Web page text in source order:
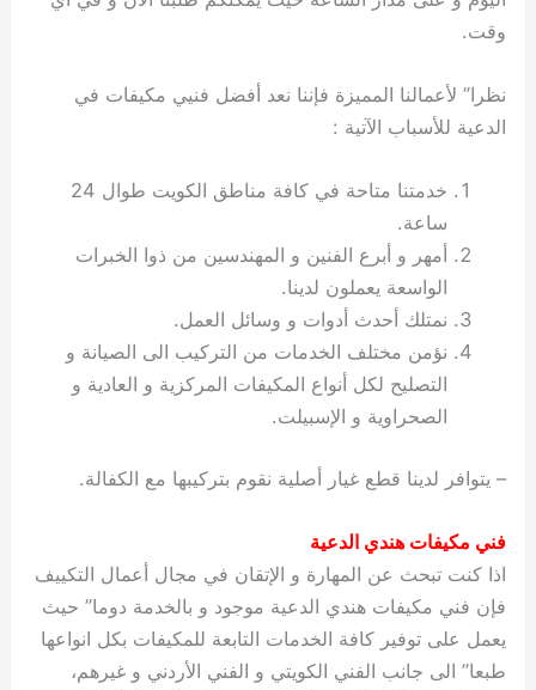
وقت.
نظرا” لأعمالنا المميزة فإننا نعد أفضل فنيي مكيفات في
الدعية للأسباب الآتية :
خدمتنا متاحة في كافة مناطق الكويت طوال 24
ساعة.
أمهر و أبرع الفنين و المهندسين من ذوا الخبرات
الواسعة يعملون لدينا.
نمتلك أحدث أدوات و وسائل العمل.
نؤمن مختلف الخدمات من التركيب الى الصيانة و
التصليح لكل أنواع المكيفات المركزية و العادية و
الصحراوية و الإسبيلت.
– يتوافر لدينا قطع غيار أصلية نقوم بتركيبها مع الكفالة.
فني مكيفات هندي الدعية
اذا كنت تبحث عن المهارة و الإتقان في مجال أعمال التكييف
فإن فني مكيفات هندي الدعية موجود و بالخدمة دوما” حيث
يعمل على توفير كافة الخدمات التابعة للمكيفات بكل انواعها
طبعا” الى جانب الفني الكويتي و الفني الأردني و غيرهم،